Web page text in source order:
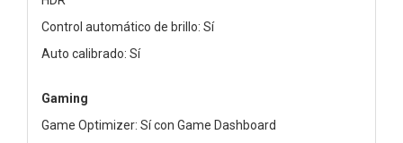
Control automático de brillo: Sí
Auto calibrado: Sí
Gaming
Game Optimizer: Sí con Game Dashboard